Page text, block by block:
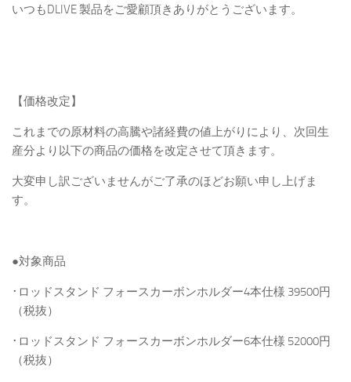
いつもDLIVE 製品をご愛顧頂きありがとうございます。
【価格改定】
これまでの原材料の高騰や諸経費の値上がりにより、次回生
産分より以下の商品の価格を改定させて頂きます。
大変申し訳ございませんがご了承のほどお願い申し上げま
す。
●対象商品
･ロッドスタンド フォースカーボンホルダー4本仕様 39500円
（税抜）
･ロッドスタンド フォースカーボンホルダー6本仕様 52000円
（税抜）